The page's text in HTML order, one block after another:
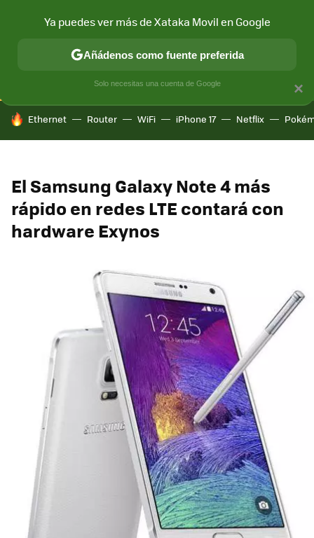
CONECTIVIDAD MÓVIL Y SOCIEDAD APLICACIONES
HOY SE HABLA DE
Ethernet Router WiFi iPhone 17 Netflix
El Samsung Galaxy Note 4 más
rápido en redes LTE contará con
hardware Exynos
×
Ya puedes ver más de Xataka Movil en Google
Añádenos como fuente preferida
Solo necesitas una cuenta de Google